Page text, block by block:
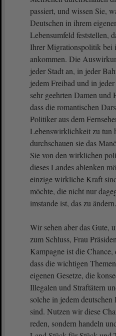
passiert, und wissen Sie,
Deutschen in ihrem
Lebensumfeld feststellen,
Ihrer Migrationspolitik bei
ankommen. Die
jeder Stadt an, in jeder
jedem Freibad und in
sehr geehrten Damen und
dass die romantischen
Politiker aus dem
Lebenswirklichkeit zu tun
durchschauen sie das
Sie von den wirklichen
dieses Landes ablenken
einzige wirkliche Kraft
möchte, die nicht nur
imstande ist, das zu ändern.
Wir sehen aber das Gute,
zum Schluss, Frau
Kampagne ist die
dass die wichtigen
eigenen Gesetze, die
Illegalen und Straftätern
solche in jedem
sind. Nutzen wir diese
reden, sondern handeln